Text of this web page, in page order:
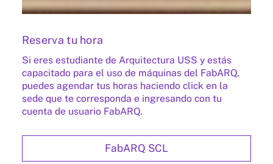
Reserva tu hora
Si eres estudiante de Arquitectura USS y estás
capacitado para el uso de máquinas del FabARQ,
puedes agendar tus horas haciendo click en la
sede que te corresponda e ingresando con tu
cuenta de usuario FabARQ.
FabARQ SCL